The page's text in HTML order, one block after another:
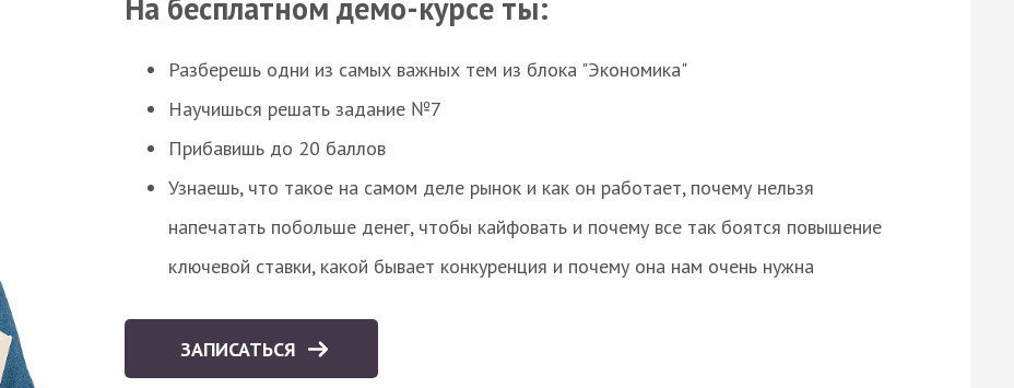
Разберешь одни из самых важных тем из блока "Экономика"
Научишься решать задание №7
Прибавишь до 20 баллов
Узнаешь, что такое на самом деле рынок и как он работает, почему нельзя
напечатать побольше денег, чтобы кайфовать и почему все так боятся повышение
ключевой ставки, какой бывает конкуренция и почему она нам очень нужна
ЗАПИСАТЬСЯ